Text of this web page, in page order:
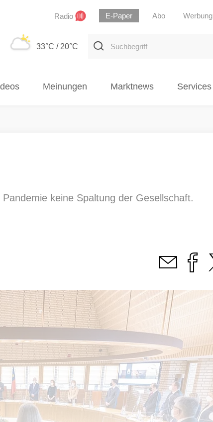
Radio E-Paper Abo Werbung
33°C / 20°C
Suchbegriff
Meinungen Marktnews Services
keine Spaltung der Gesellschaft.